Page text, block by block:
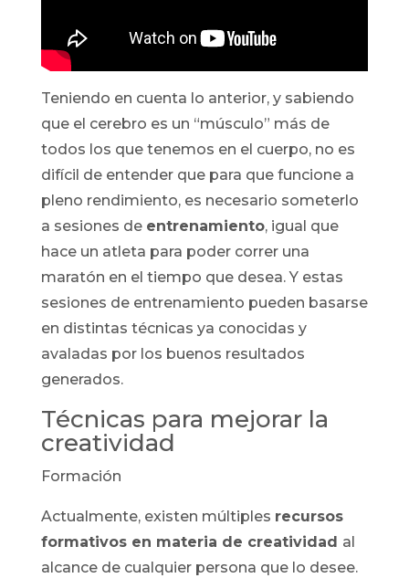
Teniendo en cuenta lo anterior, y sabiendo
que el cerebro es un “músculo” más de
todos los que tenemos en el cuerpo, no es
difícil de entender que para que funcione a
pleno rendimiento, es necesario someterlo
a sesiones de entrenamiento, igual que
hace un atleta para poder correr una
maratón en el tiempo que desea. Y estas
sesiones de entrenamiento pueden basarse
en distintas técnicas ya conocidas y
avaladas por los buenos resultados
generados.
Técnicas para mejorar la
creatividad
Formación
Actualmente, existen múltiples recursos
formativos en materia de creatividad al
alcance de cualquier persona que lo desee.